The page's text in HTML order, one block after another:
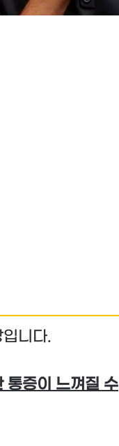
니다.
통증이 느껴질 수